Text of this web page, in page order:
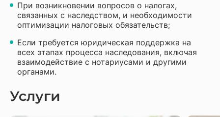
При возникновении вопросов о налогах,
связанных с наследством, и необходимости
оптимизации налоговых обязательств;
Если требуется юридическая поддержка на
всех этапах процесса наследования, включая
взаимодействие с нотариусами и другими
органами.
Услуги